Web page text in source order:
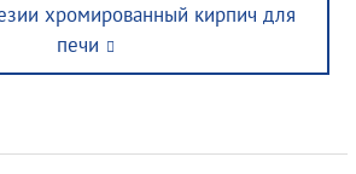
хромированный кирпич для
печи